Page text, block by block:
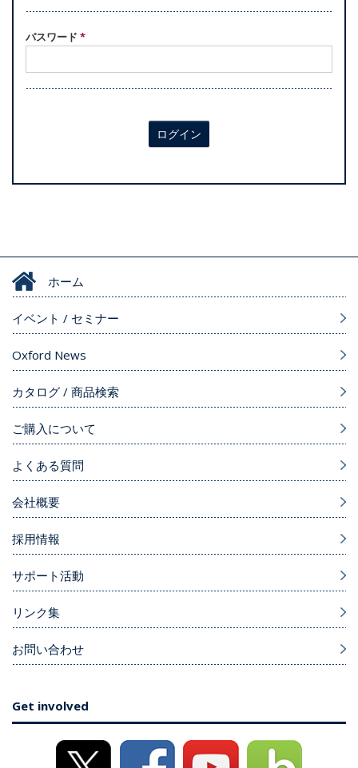
パスワード *
ログイン
ホーム
イベント / セミナー
Oxford News
カタログ / 商品検索
ご購入について
よくある質問
会社概要
採用情報
サポート活動
リンク集
お問い合わせ
Get involved